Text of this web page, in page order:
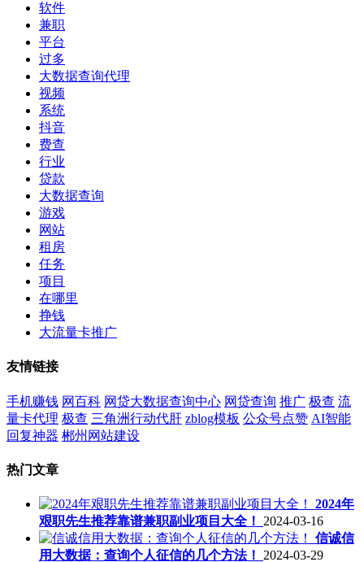
软件
兼职
平台
过多
大数据查询代理
视频
系统
抖音
费查
行业
贷款
大数据查询
游戏
网站
租房
任务
项目
在哪里
挣钱
大流量卡推广
友情链接
手机赚钱 网百科 网贷大数据查询中心 网贷查询 推广 极查 流
量卡代理 极查 三角洲行动代肝 zblog模板 公众号点赞 AI智能
回复神器 郴州网站建设
热门文章
2024年
艰职先生推荐靠谱兼职副业项目大全！
2024-03-16
信诚信
用大数据：查询个人征信的几个方法！
2024-03-29